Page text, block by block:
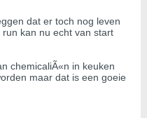
dat er toch nog leven
kan nu echt van start
chemicaliÃ«n in keuken
maar dat is een goeie